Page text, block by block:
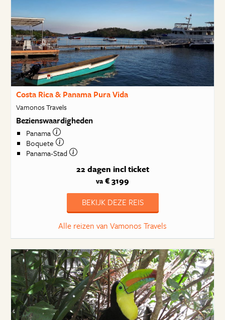
Costa Rica & Panama Pura Vida
Vamonos Travels
Bezienswaardigheden
Panama
Boquete
Panama-Stad
22 dagen incl ticket
va € 3199
BEKIJK DEZE REIS
Alle reizen van Vamonos Travels